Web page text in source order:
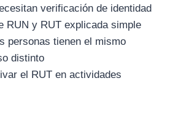
verificación de identidad
RUN y RUT explicada simple
personas tienen el mismo
distinto
el RUT en actividades